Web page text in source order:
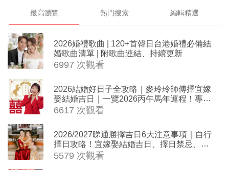
最高瀏覽 熱門搜索 編輯精選
2026婚禮歌曲 | 120+首韓日台港婚禮必備結
婚歌曲清單 | 附歌曲連結、持續更新
6997 次觀看
2026結婚好日子全攻略｜麥玲玲師傅擇宜嫁
娶結婚吉日｜一覽2026丙午馬年運程！專業
擇日結婚+避開沖煞生肖指南
6617 次觀看
2026/2027睇通勝擇吉日6大注意事項｜自行
擇日攻略！宜嫁娶結婚吉日、擇日禁忌、相
沖生肖一覽
5579 次觀看